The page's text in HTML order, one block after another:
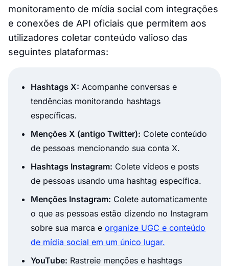
monitoramento de mídia social com integrações
e conexões de API oficiais que permitem aos
utilizadores coletar conteúdo valioso das
seguintes plataformas:
Hashtags X: Acompanhe conversas e
tendências monitorando hashtags
específicas.
Menções X (antigo Twitter): Colete conteúdo
de pessoas mencionando sua conta X.
Hashtags Instagram: Colete vídeos e posts
de pessoas usando uma hashtag específica.
Menções Instagram: Colete automaticamente
o que as pessoas estão dizendo no Instagram
sobre sua marca e organize UGC e conteúdo
de mídia social em um único lugar.
YouTube: Rastreie menções e hashtags